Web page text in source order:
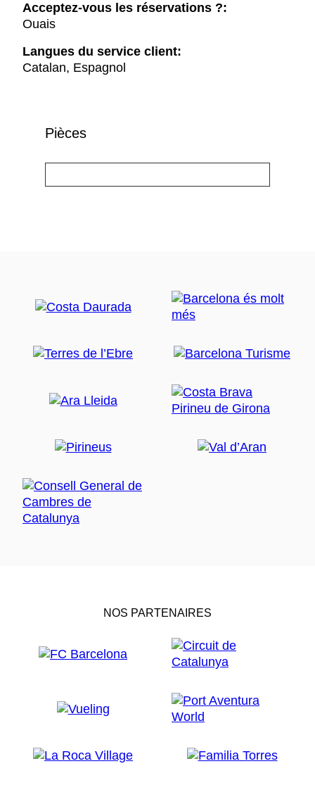
Acceptez-vous les réservations ?:
Ouais
Langues du service client:
Catalan, Espagnol
Pièces
NOS PARTENAIRES